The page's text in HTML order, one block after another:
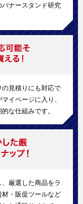
バナースタンド研究
見積りにも対応で
イページに入り、
な仕組みです。
厳選した商品をラ
・販促ツールなど